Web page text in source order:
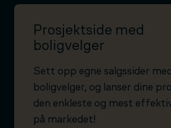
Prosjektside med
boligvelger
Sett opp egne salgssider
boligvelger, og lanser dine
den enkleste og mest
på markedet!